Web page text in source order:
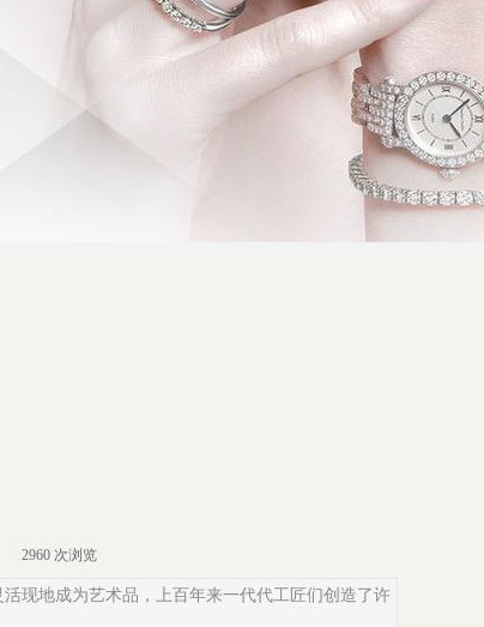
2960 次浏览
现地成为艺术品，上百年来一代代工匠们创造了许